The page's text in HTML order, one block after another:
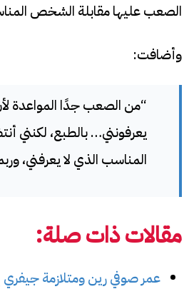
الصعب عليها مقابلة الشخص
وأضافت:
“من الصعب جدًا المواعدة
يعرفونني… بالطبع، لكنني
المناسب الذي لا يعرفني،
مقالات ذات صلة:
عمر صوفي رين ومتلازمة